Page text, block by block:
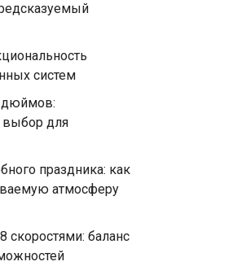
систем
дюймов:
выбор для
праздника: как
атмосферу
скоростями: баланс